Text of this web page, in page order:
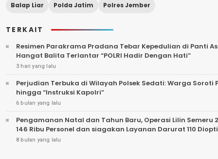
Balap Liar Polda Jatim Polres Jember
TERKAIT
Resimen Parakrama Pradana Tebar Kepedulian di Panti
Hangat Balita Terlantar “POLRI Hadir Dengan Hati”
3 hari yang lalu
Perjudian Terbuka di Wilayah Polsek Sedati: Warga
hingga “Instruksi Kapolri”
6 bulan yang lalu
Pengamanan Natal dan Tahun Baru, Operasi Lilin Semeru 2025 Digelar
146 Ribu Personel dan siagakan Layanan Darurat 110
8 bulan yang lalu